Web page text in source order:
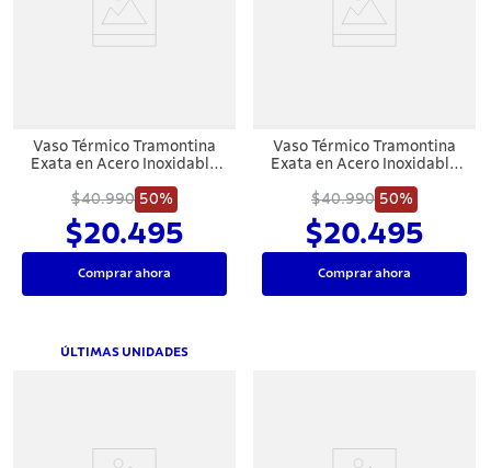
Vaso Térmico Tramontina
Exata en Acero Inoxidable
$40.990 50%
$20.495
Comprar ahora
Vaso Térmico Tramontina
Exata en Acero Inoxidable
$40.990 50%
$20.495
Comprar ahora
ÚLTIMAS UNIDADES